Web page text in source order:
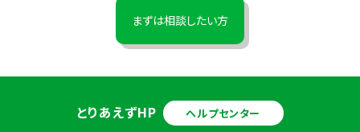
まずは相談したい方
とりあえずHP ヘルプセンター